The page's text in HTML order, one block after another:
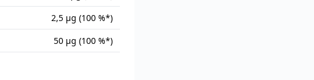
2,5 µg (100 %*)
50 µg (100 %*)